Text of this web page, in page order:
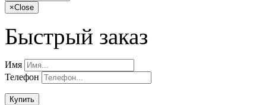
×Close
Быстрый заказ
Имя
Телефон
Купить